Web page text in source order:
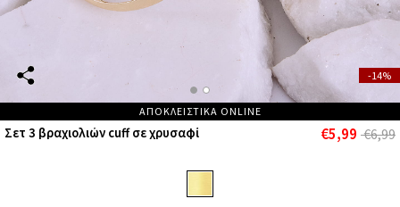
-14%
ΑΠΟΚΛΕΙΣΤΙΚΑ ONLINE
Σετ 3 βραχιολιών cuff σε χρυσαφί €5,99 €6,99